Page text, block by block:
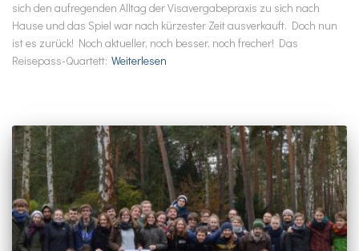
sich den aufregenden Alltag der Visavergabepraxis zu sich nach
Hause und das Spiel war nach kürzester Zeit ausverkauft. Doch nun
ist es zurück! Noch aktueller, noch besser, noch frecher! Das
Reisepass-Quartett: Weiterlesen